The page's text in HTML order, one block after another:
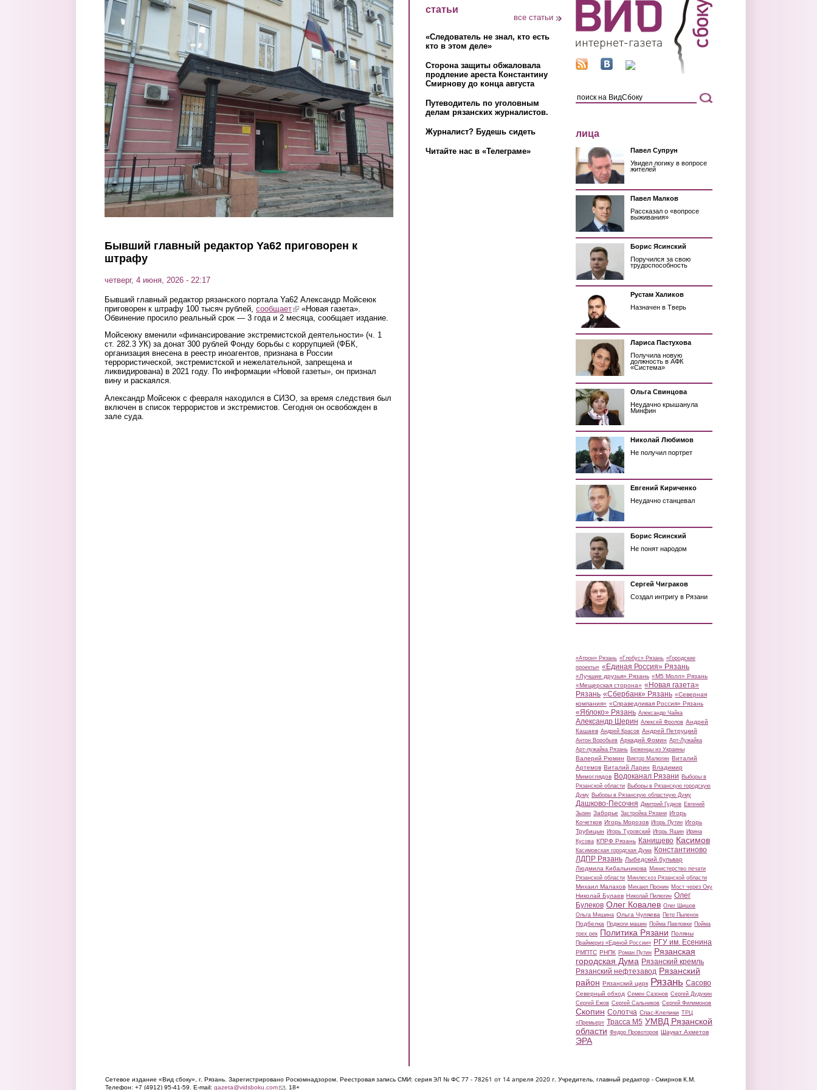
Перейти к основному содержанию
Бывший главный редактор Ya62 приговорен к
штрафу
четверг, 4 июня, 2026 - 22:17
Бывший главный редактор рязанского портала Ya62 Александр Мойсеюк
приговорен к штрафу 100 тысяч рублей, сообщает(link is external)
«Новая газета».
Обвинение просило реальный срок — 3 года и 2 месяца, сообщает издание.
Мойсеюку вменили «финансирование экстремистской деятельности» (ч. 1
ст. 282.3 УК) за донат 300 рублей Фонду борьбы с коррупцией (ФБК,
организация внесена в реестр иноагентов, признана в России
террористической, экстремистской и нежелательной, запрещена и
ликвидирована) в 2021 году. По информации «Новой газеты», он признал
вину и раскаялся.
Александр Мойсеюк с февраля находился в СИЗО, за время следствия был
включен в список террористов и экстремистов. Сегодня он освобожден в
зале суда.
статьи
все статьи
«Следователь не знал, кто есть
кто в этом деле»
Сторона защиты обжаловала
продление ареста Константину
Смирнову до конца августа
Путеводитель по уголовным
делам рязанских журналистов.
Журналист? Будешь сидеть
Читайте нас в «Телеграме»
лица
Павел Супрун
Увидел логику в вопросе
жителей
Павел Малков
Рассказал о «вопросе
выживания»
Борис Ясинский
Поручился за свою
трудоспособность
Рустам Халиков
Назначен в Тверь
Лариса Пастухова
Получила новую
должность в АФК
«Система»
Ольга Свинцова
Неудачно крышанула
Минфин
Николай Любимов
Не получил портрет
Евгений Кириченко
Неудачно станцевал
Борис Ясинский
Не понят народом
Сергей Чиграков
Создал интригу в Рязани
«Атрон» Рязань «Глобус» Рязань «Городские
проекты» «Единая Россия» Рязань
«Лучшие друзья» Рязань «М5 Молл» Рязань
«Мещерская сторона» «Новая газета»
Рязань «Сбербанк» Рязань «Северная
компания» «Справедливая Россия» Рязань
«Яблоко» Рязань Александр Чайка
Александр Шерин Алексей Фролов Андрей
Кашаев Андрей Красов Андрей Петруцкий
Антон Воробьев Аркадий Фомин Арт-Лужайка
Арт-лужайка Рязань Беженцы из Украины
Валерий Рюмин Виктор Малюгин Виталий
Артемов Виталий Ларин Владимир
Мимоглядов Водоканал Рязани Выборы в
Рязанской области Выборы в Рязанскую городскую
Думу Выборы в Рязанскую областную Думу
Дашково-Песочня Дмитрий Гудков Евгений
Зызин Заборье Застройка Рязани Игорь
Кочетков Игорь Морозов Игорь Путин Игорь
Трубицын Игорь Туровский Игорь Яшин Ирина
Кусова КПРФ Рязань Канищево Касимов
Касимовская городская Дума Константиново
ЛДПР Рязань Лыбедский бульвар
Людмила Кибальникова Министерство печати
Рязанской области Минлесхоз Рязанской области
Михаил Малахов Михаил Пронин Мост через Оку
Николай Булаев Николай Пилюгин Олег
Булеков Олег Ковалев Олег Шишов
Ольга Мишина Ольга Чуляева Петр Пыленок
Подбелка Поджоги машин Пойма Павловки Пойма
трех рек Политика Рязани Поляны
Праймериз «Единой России» РГУ им. Есенина
РМПТС РНПК Роман Путин Рязанская
городская Дума Рязанский кремль
Рязанский нефтезавод Рязанский
район Рязанский цирк Рязань Сасово
Северный обход Семен Сазонов Сергей Дудукин
Сергей Ежов Сергей Сальников Сергей Филимонов
Скопин Солотча Спас-Клепики ТРЦ
«Премьер» Трасса М5 УМВД Рязанской
области Федор Провоторов Шаукат Ахметов
ЭРА
Сетевое издание «Вид сбоку», г. Рязань. Зарегистрировано Роскомнадзором. Реестровая запись СМИ: серия ЭЛ № ФС 77 - 78261 от 14 апреля 2020 г. Учредитель, главный редактор - Смирнов К.М.
Телефон: +7 (4912) 95-41-59. E-mail: gazeta@vidsboku.com(link sends e-mail)
. 18+